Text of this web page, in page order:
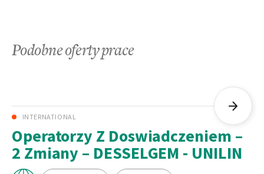
Podobne oferty prace
INTERNATIONAL
Operatorzy Z Doswiadczeniem –
2 Zmiany – DESSELGEM - UNILIN